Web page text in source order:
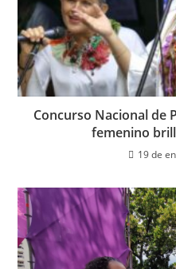
Concurso Nacional de
femenino
19 de